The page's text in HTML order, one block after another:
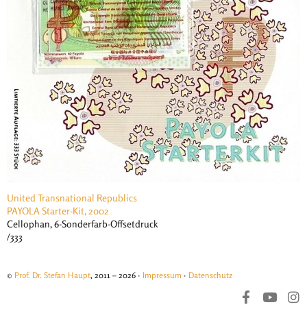
United Transnational Republics
PAYOLA Starter-Kit, 2002
Cellophan, 6-Sonderfarb-Offsetdruck
/333
© Prof. Dr. Stefan Haupt, 2011 – 2026 · Impressum · Datenschutz